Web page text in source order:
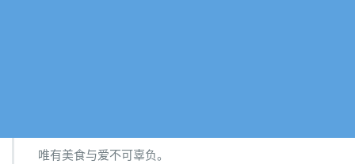
唯有美食与爱不可辜负。